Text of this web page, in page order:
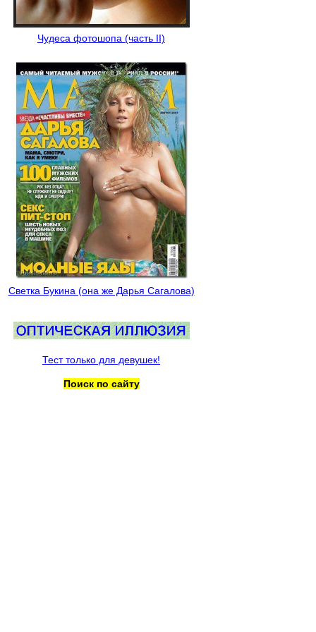
Чудеса фотошопа (часть II)
Светка Букина (она же Дарья Сагалова)
Тест только для девушек!
Поиск по сайту